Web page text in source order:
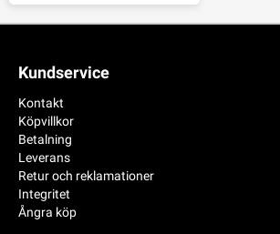
Kundservice
Kontakt
Köpvillkor
Betalning
Leverans
Retur och reklamationer
Integritet
Ångra köp